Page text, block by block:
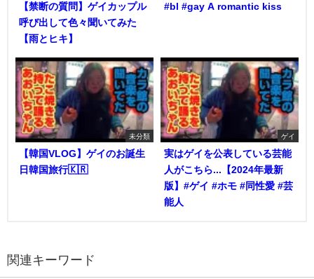
【禁断の質問】ゲイカップル
呼び出して色々聞いてみた
【雨とヒキ】
#bl #gay A romantic kiss
未分類
【韓国VLOG】ゲイのお誕生
日韓国旅行🇰🇷
ゲイ
実はゲイを公表している芸能
人がこちら...【2024年最新
版】#ゲイ #ホモ #同性愛 #芸
能人
関連キーワード